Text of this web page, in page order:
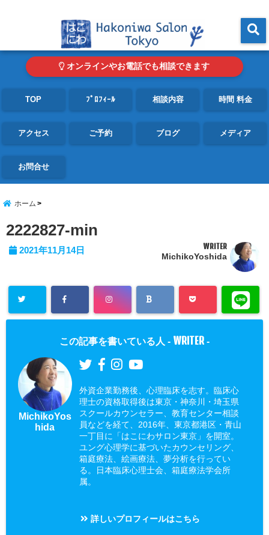
オンラインやお電話でも相談できます
TOP ﾌﾟﾛﾌｨｰﾙ 相談内容 時間 料金
アクセス ご予約 ブログ メディア
お問合せ
ホーム
2222827-min
2021年11月14日 WRITER
MichikoYoshida
この記事を書いている人 - WRITER -
MichikoYos
hida
外資企業勤務後、心理臨床を志す。臨床心
理士の資格取得後は東京・神奈川・埼玉県
スクールカウンセラー、教育センター相談
員などを経て、2016年、東京都港区・青山
一丁目に「はこにわサロン東京」を開室。
ユング心理学に基づいたカウンセリング、
箱庭療法、絵画療法、夢分析を行ってい
る。日本臨床心理士会、箱庭療法学会所
属。
詳しいプロフィールはこちら